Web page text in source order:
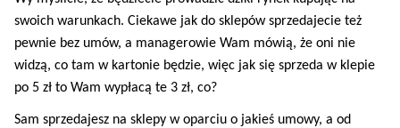
swoich warunkach. Ciekawe jak do sklepów sprzedajecie też
pewnie bez umów, a managerowie Wam mówią, że oni nie
widzą, co tam w kartonie będzie, więc jak się sprzeda w klepie
po 5 zł to Wam wypłacą te 3 zł, co?
Sam sprzedajesz na sklepy w oparciu o jakieś umowy, a od